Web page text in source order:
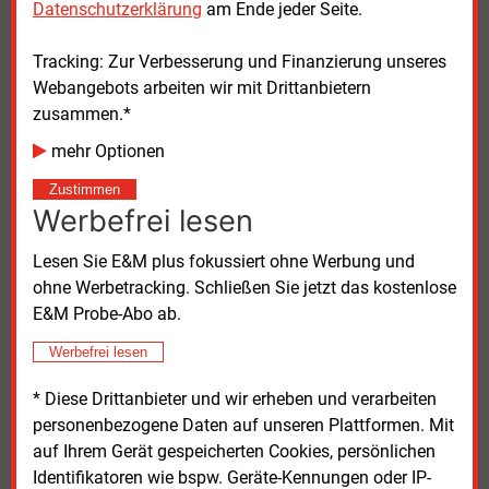
Datenschutzerklärung am Ende jeder Seite.
Tracking: Zur Verbesserung und Finanzierung unseres
Webangebots arbeiten wir mit Drittanbietern
zusammen.*
mehr Optionen
Zustimmen
Werbefrei lesen
Lesen Sie E&M plus fokussiert ohne Werbung und
ohne Werbetracking. Schließen Sie jetzt das kostenlose
E&M Probe-Abo ab.
Werbefrei lesen
* Diese Drittanbieter und wir erheben und verarbeiten
personenbezogene Daten auf unseren Plattformen. Mit
auf Ihrem Gerät gespeicherten Cookies, persönlichen
Identifikatoren wie bspw. Geräte-Kennungen oder IP-
Stefan Krieger, BDEW-Experte für
Kapazitätsmechanismen, sagte, es sei unabdingbar,
dass die Regelenergiemärkte und
Absicherungsgeschäfte und Redispatch von den
Erlösobergrenzen der EU-Regulierung ausgenommen
werden. „Die hohen Erwartungen, die an die
Preisentspannung geknüpft werden, werden sich
nicht erfüllen“, prognostizierte er. Papiere, die im
Halbtagesrhythmus neu entworfen werden, könnten
Krieger die Politik.
Richtige Marktsignale seien die Maßnahmen der
Regierung, zusätzlich Gas zu beschaffen und
Reservekraftwerke wieder ans Netz zu bringen, um